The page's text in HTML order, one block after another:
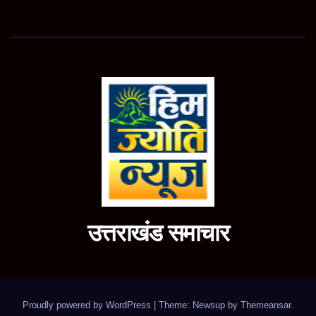
उत्तराखंड समाचार
Proudly powered by WordPress Theme: Newsup by Themeansar.